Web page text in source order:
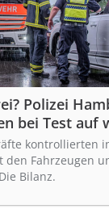
Polizei
bei Test auf
kontrollierten
den Fahrzeugen
Bilanz.